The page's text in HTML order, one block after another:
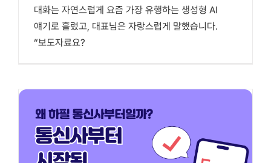
대화는 자연스럽게 요즘 가장 유행하는 생성형 AI
얘기로 흘렀고, 대표님은 자랑스럽게 말했습니다.
“보도자료요?